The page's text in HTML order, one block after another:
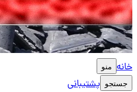
خانه منو
جستجو پشتیبانی